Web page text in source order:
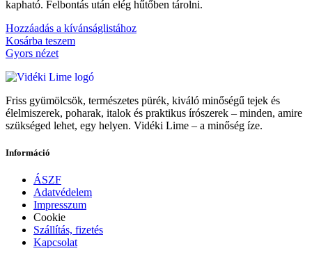
kapható. Felbontás után elég hűtőben tárolni.
Hozzáadás a kívánságlistához
Kosárba teszem
Gyors nézet
Friss gyümölcsök, természetes pürék, kiváló minőségű tejek és
élelmiszerek, poharak, italok és praktikus írószerek – minden, amire
szükséged lehet, egy helyen. Vidéki Lime – a minőség íze.
Információ
ÁSZF
Adatvédelem
Impresszum
Cookie
Szállítás, fizetés
Kapcsolat